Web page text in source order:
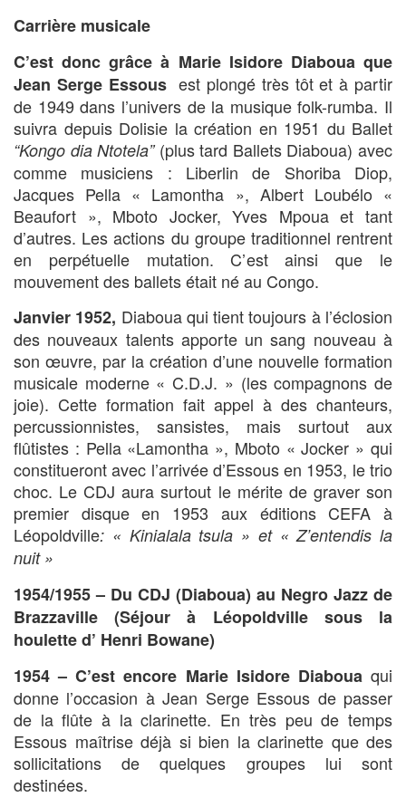
Carrière musicale
C’est donc grâce à Marie Isidore Diaboua que
Jean Serge Essous est plongé très tôt et à partir
de 1949 dans l’univers de la musique folk-rumba. Il
suivra depuis Dolisie la création en 1951 du Ballet
“Kongo dia Ntotela”(plus tard Ballets Diaboua) avec
comme musiciens : Liberlin de Shoriba Diop,
Jacques Pella « Lamontha », Albert Loubélo «
Beaufort », Mboto Jocker, Yves Mpoua et tant
d’autres. Les actions du groupe traditionnel rentrent
en perpétuelle mutation. C’est ainsi que le
mouvement des ballets était né au Congo.
Janvier 1952, Diaboua qui tient toujours à l’éclosion
des nouveaux talents apporte un sang nouveau à
son œuvre, par la création d’une nouvelle formation
musicale moderne « C.D.J. » (les compagnons de
joie). Cette formation fait appel à des chanteurs,
percussionnistes, sansistes, mais surtout aux
flûtistes : Pella «Lamontha », Mboto « Jocker » qui
constitueront avec l’arrivée d’Essous en 1953, le trio
choc. Le CDJ aura surtout le mérite de graver son
premier disque en 1953 aux éditions CEFA à
Léopoldville: « Kinialala tsula » et « Z’entendis la
nuit »
1954/1955 – Du CDJ (Diaboua) au Negro Jazz de
Brazzaville (Séjour à Léopoldville sous la
houlette d’ Henri Bowane)
1954 – C’est encore Marie Isidore Diaboua qui
donne l’occasion à Jean Serge Essous de passer
de la flûte à la clarinette. En très peu de temps
Essous maîtrise déjà si bien la clarinette que des
sollicitations de quelques groupes lui sont
destinées.